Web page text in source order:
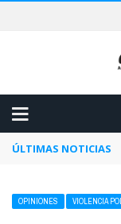
ÚLTIMAS NOTICIAS
OPINIONES VIOLENCIA